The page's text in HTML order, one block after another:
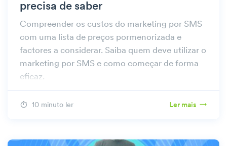
precisa de saber
Compreender os custos do marketing por SMS
com uma lista de preços pormenorizada e
factores a considerar. Saiba quem deve utilizar o
marketing por SMS e como começar de forma
eficaz.
10 minuto ler Ler mais